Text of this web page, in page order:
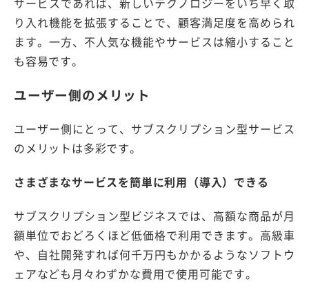
り入れ機能を拡張することで、顧客満足度を高められ
ます。一方、不人気な機能やサービスは縮小すること
も容易です。
ユーザー側のメリット
ユーザー側にとって、サブスクリプション型サービス
のメリットは多彩です。
さまざまなサービスを簡単に利用（導入）できる
サブスクリプション型ビジネスでは、高額な商品が月
額単位でおどろくほど低価格で利用できます。高級車
や、自社開発すれば何千万円もかかるようなソフトウ
ェアなども月々わずかな費用で使用可能です。